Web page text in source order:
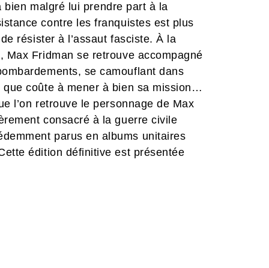
malgré lui prendre part à la
contre les franquistes est plus
résister à l’assaut fasciste. À la
Max Fridman se retrouve accompagné
se camouflant dans
coûte à mener à bien sa mission…
l’on retrouve le personnage de Max
consacré à la guerre civile
parus en albums unitaires
édition définitive est présentée
les couvertures des premières